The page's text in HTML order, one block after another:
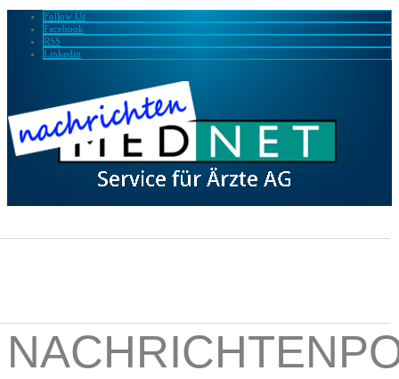
Follow Us
Facebook
RSS
Linkedin